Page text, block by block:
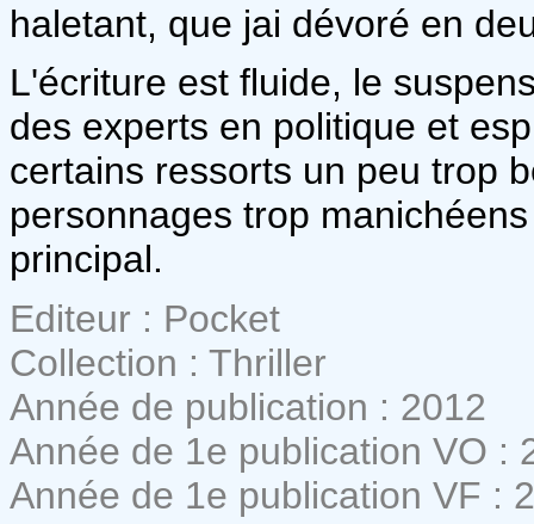
haletant, que jai dévoré en
L'écriture est fluide, le
des experts en politique et
certains ressorts un peu trop
personnages trop
principal.
Editeur : Pocket
Collection : Thriller
Année de publication : 2012
Année de 1e publication VO :
Année de 1e publication VF :